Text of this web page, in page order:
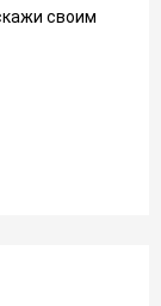
своим